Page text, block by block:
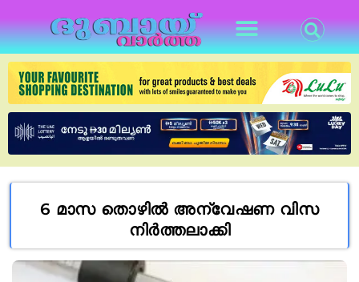
6 മാസ തൊഴിൽ അന്വേഷണ വിസ
നിർത്തലാക്കി